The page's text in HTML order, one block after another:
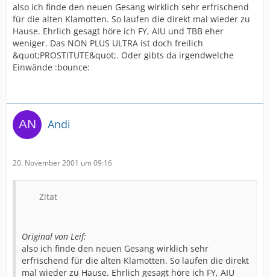
also ich finde den neuen Gesang wirklich sehr erfrischend
für die alten Klamotten. So laufen die direkt mal wieder zu
Hause. Ehrlich gesagt höre ich FY, AIU und TBB eher
weniger. Das NON PLUS ULTRA ist doch freilich
&quot;PROSTITUTE&quot;. Oder gibts da irgendwelche
Einwände :bounce:
Andi
20. November 2001 um 09:16
Zitat
Original von Leif:
also ich finde den neuen Gesang wirklich sehr
erfrischend für die alten Klamotten. So laufen die direkt
mal wieder zu Hause. Ehrlich gesagt höre ich FY, AIU